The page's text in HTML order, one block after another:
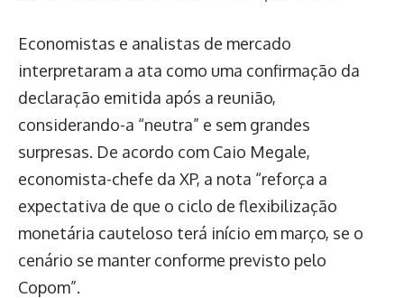
Economistas e analistas de mercado
interpretaram a ata como uma confirmação da
declaração emitida após a reunião,
considerando-a “neutra” e sem grandes
surpresas. De acordo com Caio Megale,
economista-chefe da XP, a nota “reforça a
expectativa de que o ciclo de flexibilização
monetária cauteloso terá início em março, se o
cenário se manter conforme previsto pelo
Copom”.